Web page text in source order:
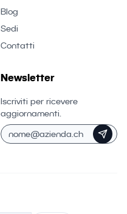
Blog
Sedi
Contatti
Newsletter
Iscriviti per ricevere
aggiornamenti.